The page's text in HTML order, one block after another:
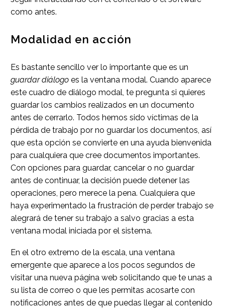
como antes.
Modalidad en acción
Es bastante sencillo ver lo importante que es un
guardar diálogo es la ventana modal. Cuando aparece
este cuadro de diálogo modal, te pregunta si quieres
guardar los cambios realizados en un documento
antes de cerrarlo. Todos hemos sido víctimas de la
pérdida de trabajo por no guardar los documentos, así
que esta opción se convierte en una ayuda bienvenida
para cualquiera que cree documentos importantes.
Con opciones para guardar, cancelar o no guardar
antes de continuar, la decisión puede detener las
operaciones, pero merece la pena. Cualquiera que
haya experimentado la frustración de perder trabajo se
alegrará de tener su trabajo a salvo gracias a esta
ventana modal iniciada por el sistema.
En el otro extremo de la escala, una ventana
emergente que aparece a los pocos segundos de
visitar una nueva página web solicitando que te unas a
su lista de correo o que les permitas acosarte con
notificaciones antes de que puedas llegar al contenido